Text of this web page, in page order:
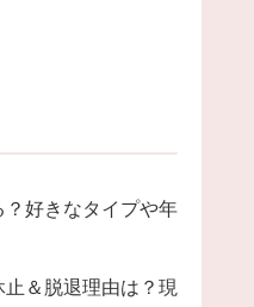
？好きなタイプや年
＆脱退理由は？現